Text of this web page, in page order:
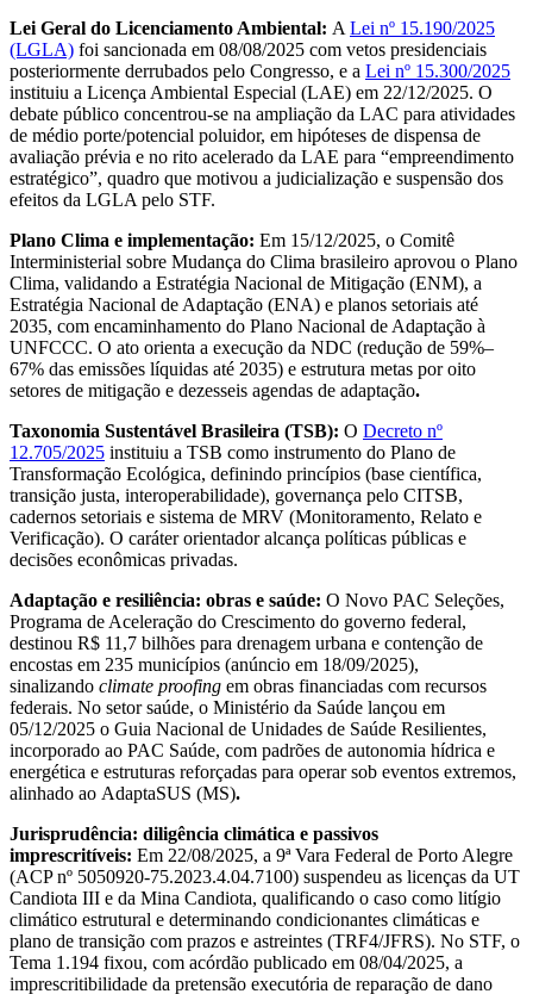
Lei Geral do Licenciamento Ambiental: A Lei nº 15.190/2025
(LGLA) foi sancionada em 08/08/2025 com vetos presidenciais
posteriormente derrubados pelo Congresso, e a Lei nº 15.300/2025
instituiu a Licença Ambiental Especial (LAE) em 22/12/2025. O
debate público concentrou-se na ampliação da LAC para atividades
de médio porte/potencial poluidor, em hipóteses de dispensa de
avaliação prévia e no rito acelerado da LAE para “empreendimento
estratégico”, quadro que motivou a judicialização e suspensão dos
efeitos da LGLA pelo STF.
Plano Clima e implementação: Em 15/12/2025, o Comitê
Interministerial sobre Mudança do Clima brasileiro aprovou o Plano
Clima, validando a Estratégia Nacional de Mitigação (ENM), a
Estratégia Nacional de Adaptação (ENA) e planos setoriais até
2035, com encaminhamento do Plano Nacional de Adaptação à
UNFCCC. O ato orienta a execução da NDC (redução de 59%–
67% das emissões líquidas até 2035) e estrutura metas por oito
setores de mitigação e dezesseis agendas de adaptação.
Taxonomia Sustentável Brasileira (TSB): O Decreto nº
12.705/2025 instituiu a TSB como instrumento do Plano de
Transformação Ecológica, definindo princípios (base científica,
transição justa, interoperabilidade), governança pelo CITSB,
cadernos setoriais e sistema de MRV (Monitoramento, Relato e
Verificação). O caráter orientador alcança políticas públicas e
decisões econômicas privadas.
Adaptação e resiliência: obras e saúde: O Novo PAC Seleções,
Programa de Aceleração do Crescimento do governo federal,
destinou R$ 11,7 bilhões para drenagem urbana e contenção de
encostas em 235 municípios (anúncio em 18/09/2025),
sinalizando climate proofing em obras financiadas com recursos
federais. No setor saúde, o Ministério da Saúde lançou em
05/12/2025 o Guia Nacional de Unidades de Saúde Resilientes,
incorporado ao PAC Saúde, com padrões de autonomia hídrica e
energética e estruturas reforçadas para operar sob eventos extremos,
alinhado ao AdaptaSUS (MS).
Jurisprudência: diligência climática e passivos
imprescritíveis: Em 22/08/2025, a 9ª Vara Federal de Porto Alegre
(ACP nº 5050920-75.2023.4.04.7100) suspendeu as licenças da UT
Candiota III e da Mina Candiota, qualificando o caso como litígio
climático estrutural e determinando condicionantes climáticas e
plano de transição com prazos e astreintes (TRF4/JFRS). No STF, o
Tema 1.194 fixou, com acórdão publicado em 08/04/2025, a
imprescritibilidade da pretensão executória de reparação de dano